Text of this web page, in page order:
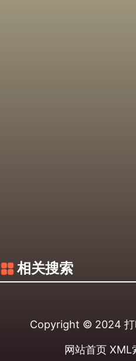
相关搜索
Copyright © 2024
网站首页 XML